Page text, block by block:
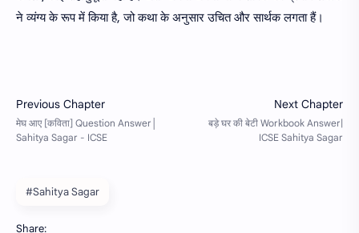
ने व्यंग्य के रूप में किया है, जो कथा के अनुसार उचित और सार्थक लगता हैं।
#Sahitya Sagar